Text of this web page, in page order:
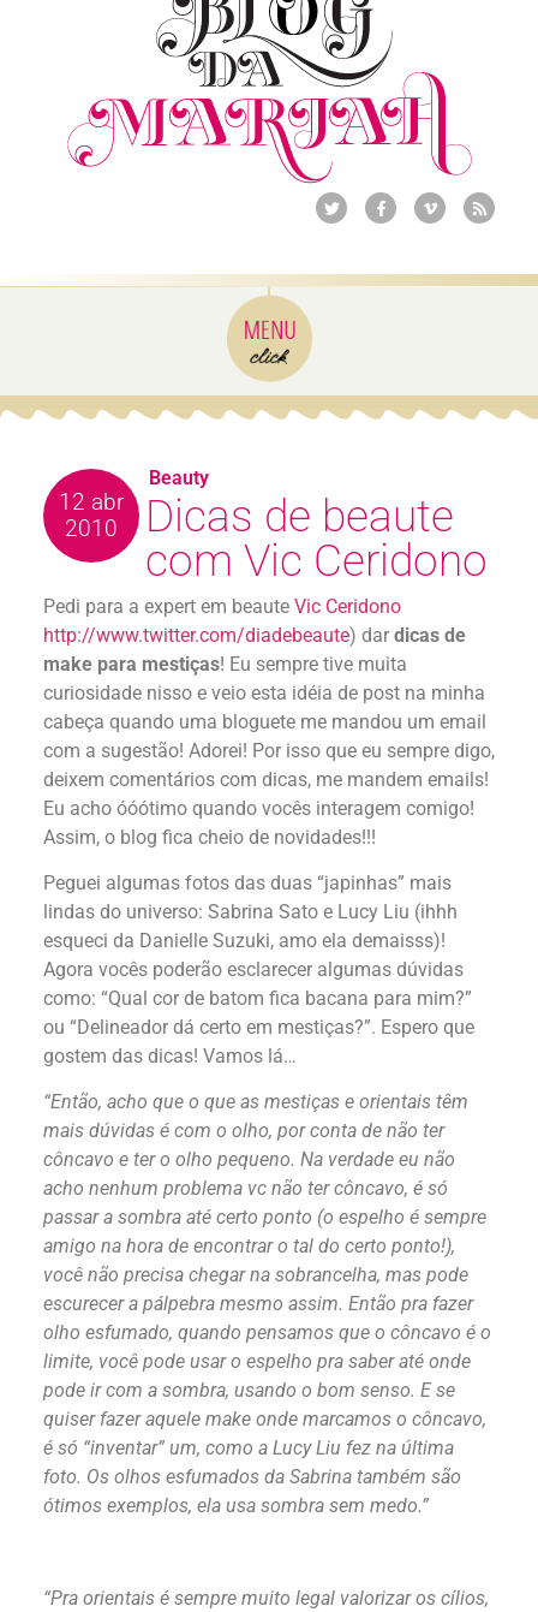
12 abr
2010
Dicas de beaute
com Vic Ceridono
Pedi para a expert em beaute Vic Ceridono
http://www.twitter.com/diadebeaute) dar dicas de
make para mestiças! Eu sempre tive muita
curiosidade nisso e veio esta idéia de post na minha
cabeça quando uma bloguete me mandou um email
com a sugestão! Adorei! Por isso que eu sempre digo,
deixem comentários com dicas, me mandem emails!
Eu acho óóótimo quando vocês interagem comigo!
Assim, o blog fica cheio de novidades!!!
Peguei algumas fotos das duas “japinhas” mais
lindas do universo: Sabrina Sato e Lucy Liu (ihhh
esqueci da Danielle Suzuki, amo ela demaisss)!
Agora vocês poderão esclarecer algumas dúvidas
como: “Qual cor de batom fica bacana para mim?”
ou “Delineador dá certo em mestiças?”. Espero que
gostem das dicas! Vamos lá…
“Então, acho que o que as mestiças e orientais têm
mais dúvidas é com o olho, por conta de não ter
côncavo e ter o olho pequeno. Na verdade eu não
acho nenhum problema vc não ter côncavo, é só
passar a sombra até certo ponto (o espelho é sempre
amigo na hora de encontrar o tal do certo ponto!),
você não precisa chegar na sobrancelha, mas pode
escurecer a pálpebra mesmo assim. Então pra fazer
olho esfumado, quando pensamos que o côncavo é o
limite, você pode usar o espelho pra saber até onde
pode ir com a sombra, usando o bom senso. E se
quiser fazer aquele make onde marcamos o côncavo,
é só “inventar” um, como a Lucy Liu fez na última
foto. Os olhos esfumados da Sabrina também são
ótimos exemplos, ela usa sombra sem medo.”
“Pra orientais é sempre muito legal valorizar os cílios,
Beauty